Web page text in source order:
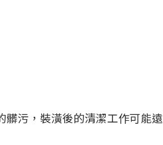
污，裝潢後的清潔工作可能遠